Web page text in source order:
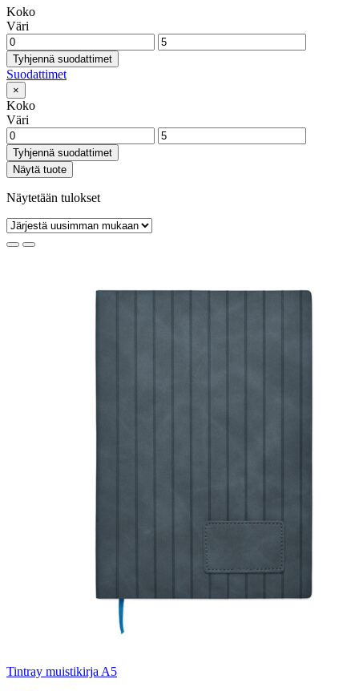
Koko
Väri
Tyhjennä suodattimet
Suodattimet
×
Koko
Väri
Tyhjennä suodattimet
Näytä tuote
Näytetään tulokset
Tintray muistikirja A5